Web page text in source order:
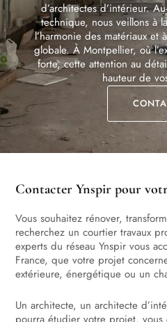
d’architectes d’intérieur.
technique, nous veillons à
l’harmonie des matériaux et
globale. À Montpellier, où
forte, cette attention au
hauteur de
Contacter Ynspir pour
Vous souhaitez rénover,
recherchez un courtier travaux
experts du réseau Ynspir vous
France, que votre projet
extérieure, énergétique ou un
Un architecte, un architecte
pourra étudier votre projet, vous